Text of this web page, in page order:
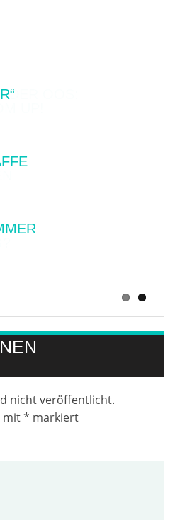
DER OOS:
UP!
nicht veröffentlicht.
mit* markiert